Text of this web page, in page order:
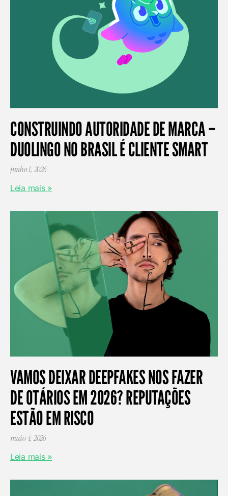
CONSTRUINDO AUTORIDADE DE MARCA –
DUOLINGO NO BRASIL É CLIENTE SMART
junho 1, 2026
Leia mais »
VAMOS DEIXAR DEEPFAKES NOS FAZER
DE OTÁRIOS EM 2026? REPUTAÇÕES
ESTÃO EM RISCO
maio 4, 2026
Leia mais »